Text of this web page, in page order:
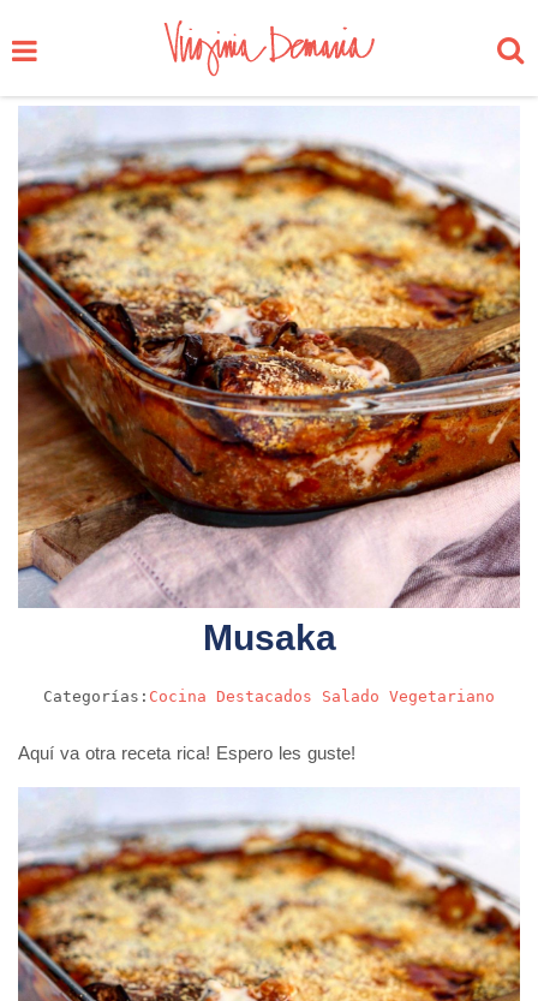
Musaka
Categorías: Cocina Destacados Salado Vegetariano
Aquí va otra receta rica! Espero les guste!